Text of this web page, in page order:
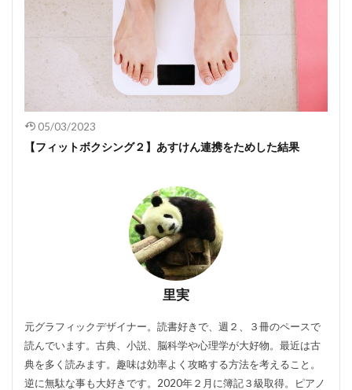
05/03/2023
【フィットボクシング２】あすけん連携をためした結果
里実
元グラフィックデザイナー。読書好きで、週２、３冊のペースで
読んでいます。古典、小説、脳科学や心理学が大好物。最近は古
典を多く読みます。趣味は効率よく攻略する方法を考えること。
逆に無駄な事も大好きです。2020年２月に簿記３級取得。ピアノ